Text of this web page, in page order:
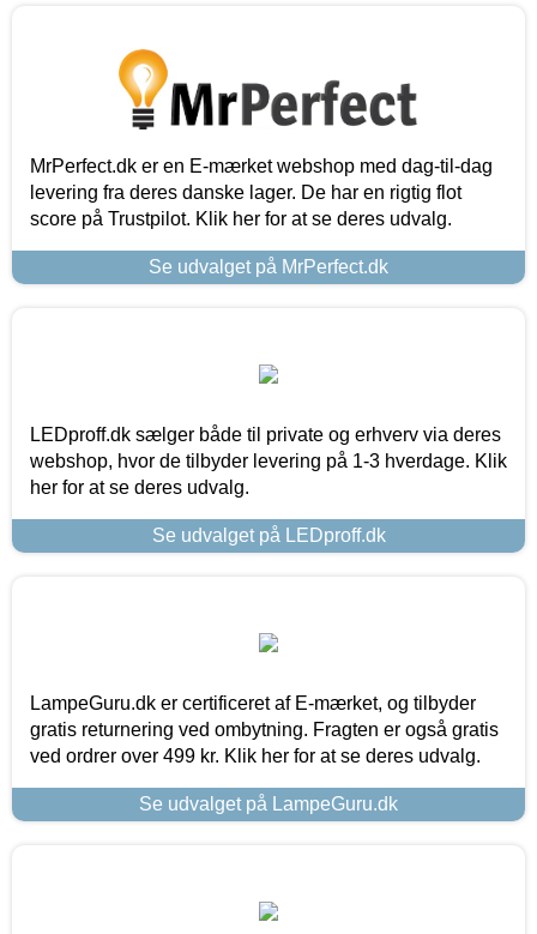
MrPerfect.dk er en E-mærket webshop med dag-til-dag
levering fra deres danske lager. De har en rigtig flot
score på Trustpilot. Klik her for at se deres udvalg.
Se udvalget på MrPerfect.dk
LEDproff.dk sælger både til private og erhverv via deres
webshop, hvor de tilbyder levering på 1-3 hverdage. Klik
her for at se deres udvalg.
Se udvalget på LEDproff.dk
LampeGuru.dk er certificeret af E-mærket, og tilbyder
gratis returnering ved ombytning. Fragten er også gratis
ved ordrer over 499 kr. Klik her for at se deres udvalg.
Se udvalget på LampeGuru.dk